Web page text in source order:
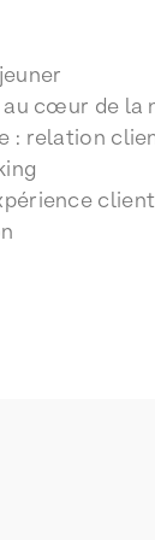
cœur de la
: relation